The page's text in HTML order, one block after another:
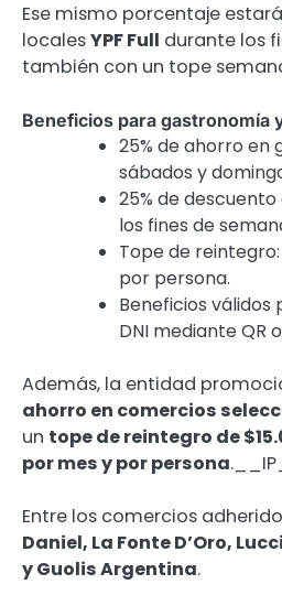
Ese mismo porcentaje
localesYPF Full durante los
también con un tope
Beneficios para gastronomía
25% de ahorro en
sábados y
25% de descuento
los fines de
Tope de
por persona.
Beneficios
DNI mediante QR
Además, la entidad
ahorro en comercios
un tope de reintegro de
por mes y por persona.
Entre los comercios
Daniel, La Fonte D’Oro,
y Guolis Argentina.